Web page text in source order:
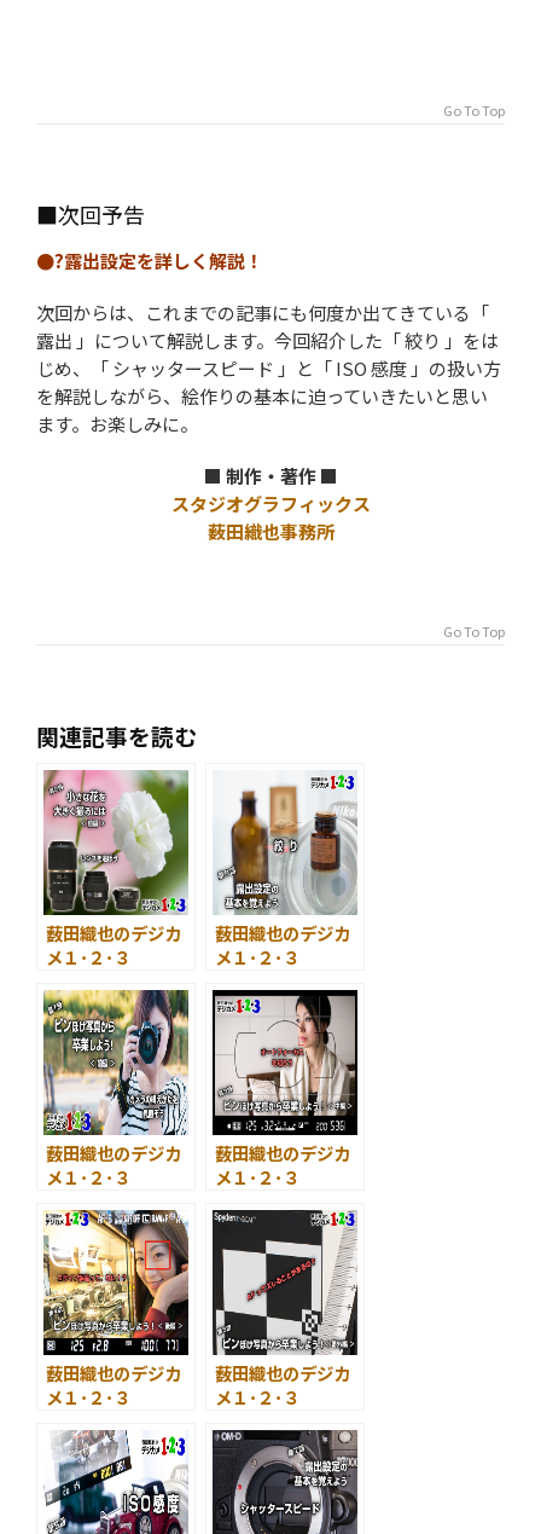
Go To Top
■次回予告
●?露出設定を詳しく解説！
次回からは、これまでの記事にも何度か出てきている「
露出 」について解説します。今回紹介した「 絞り 」をは
じめ、「 シャッタースピード 」と「 ISO 感度 」の扱い方
を解説しながら、絵作りの基本に迫っていきたいと思い
ます。お楽しみに。
■ 制作・著作 ■
スタジオグラフィックス
薮田織也事務所
Go To Top
関連記事を読む
薮田織也のデジカ
メ１･２･３
を大きく撮るに
は ＜前編＞
薮田織也のデジカ
メ１･２･３
の基本を覚えよう
～ 絞り
薮田織也のデジカ
メ１･２･３
写真から卒業しよ
う！ ＜ 前編 ＞
薮田織也のデジカ
メ１･２･３
写真から卒業しよ
う！ ＜ 中編 ＞
薮田織也のデジカ
メ１･２･３
写真から卒業しよ
う！ ＜ 後編 ＞
薮田織也のデジカ
メ１･２･３
写真から卒業しよ
う！ ＜ 番外編 ＞